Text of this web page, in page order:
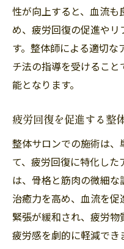
性が向上すると、血流も
め、疲労回復の促進や
す。整体師による適切な
チ法の指導を受けるこ
能となります。
疲労回復を促進する整
整体サロンでの施術は
て、疲労回復に特化し
は、骨格と筋肉の微細
治癒力を高め、血流を促
緊張が緩和され、疲労物
疲労感を劇的に軽減でき